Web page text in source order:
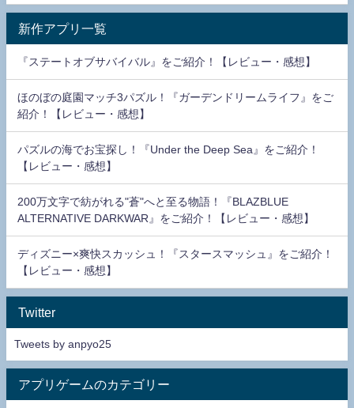
新作アプリ一覧
『ステートオブサバイバル』をご紹介！【レビュー・感想】
ほのぼの庭園マッチ3パズル！『ガーデンドリームライフ』をご
紹介！【レビュー・感想】
パズルの海でお宝探し！『Under the Deep Sea』をご紹介！
【レビュー・感想】
200万文字で紡がれる"蒼"へと至る物語！『BLAZBLUE
ALTERNATIVE DARKWAR』をご紹介！【レビュー・感想】
ディズニー×爽快スカッシュ！『スタースマッシュ』をご紹介！
【レビュー・感想】
Twitter
Tweets by anpyo25
アプリゲームのカテゴリー